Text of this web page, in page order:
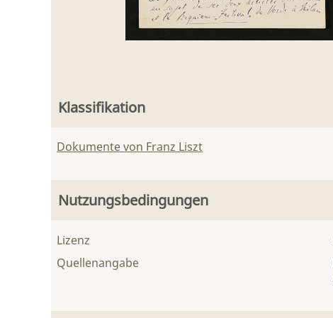
Klassifikation
Dokumente von Franz Liszt
Nutzungsbedingungen
Lizenz
Quellenangabe